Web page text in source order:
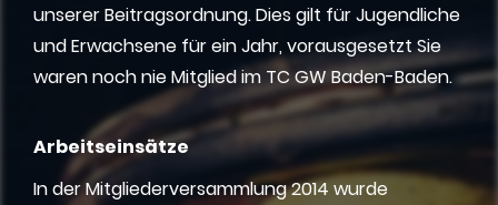
unserer Beitragsordnung. Dies gilt für Jugendliche
und Erwachsene für ein Jahr, vorausgesetzt Sie
waren noch nie Mitglied im TC GW Baden-Baden.
Arbeitseinsätze
In der Mitgliederversammlung 2014 wurde